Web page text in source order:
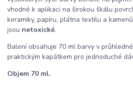
vhodné k aplikaci na širokou škálu
keramiky, papíru, plátna textilu a
jsou netoxické.
Balení obsahuje 70 ml barvy v
praktickým kapátkem pro jednoduché
Objem 70 ml.